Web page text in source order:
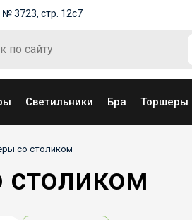
3723, стр. 12с7
Светильники Бра Торшеры
со столиком